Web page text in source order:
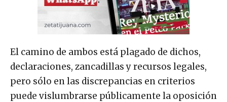
El camino de ambos está plagado de dichos,
declaraciones, zancadillas y recursos legales,
pero sólo en las discrepancias en criterios
puede vislumbrarse públicamente la oposición